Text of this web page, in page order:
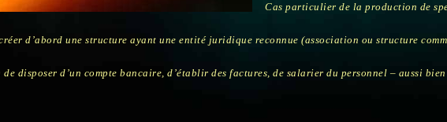
Cas particulier de la production de
d’abord une structure ayant une entité juridique reconnue (association ou structure
disposer d’un compte bancaire, d’établir des factures, de salarier du personnel – aussi